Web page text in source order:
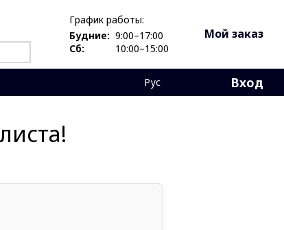
График работы:
Будние: 9:00–17:00
Сб:
10:00–15:00
Мой заказ
Рус Вход